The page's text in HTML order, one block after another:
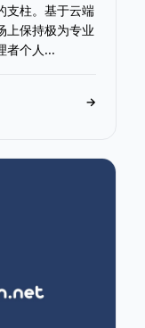
支柱。基于云端
上保持极为专业
者个人...
→